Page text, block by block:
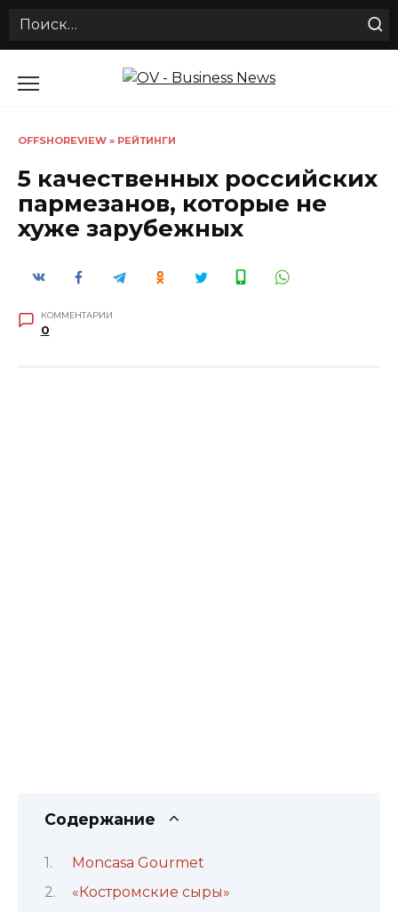
Search
OFFSHOREVIEW » РЕЙТИНГИ
5 качественных российских
пармезанов, которые не
хуже зарубежных
КОММЕНТАРИИ
0
Содержание
Moncasa Gourmet
«Костромские сыры»